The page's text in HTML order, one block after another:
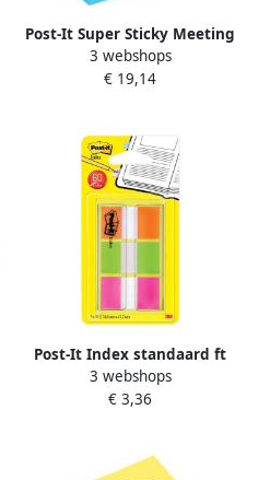
Post-It Super Sticky Meeting
notes 45 vel ft 203 x 153
mm geassorteerde kleuren
3 webshops
€ 19,14
Post-It Index standaard ft
25 4 x 43 2 mm blister met
3 kleuren 20 tabs per kleur
3 webshops
€ 3,36